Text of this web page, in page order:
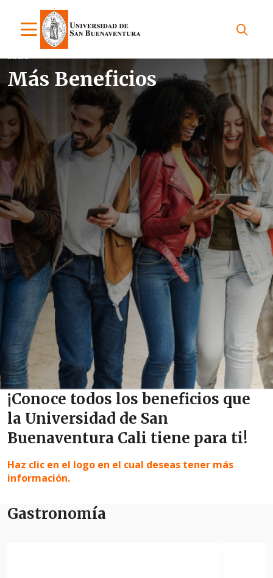
Inicio
Más Beneficios
¡Conoce todos los beneficios que
la Universidad de San
Buenaventura Cali tiene para ti!
Haz clic en el logo en el cual deseas tener más
información.
Gastronomía